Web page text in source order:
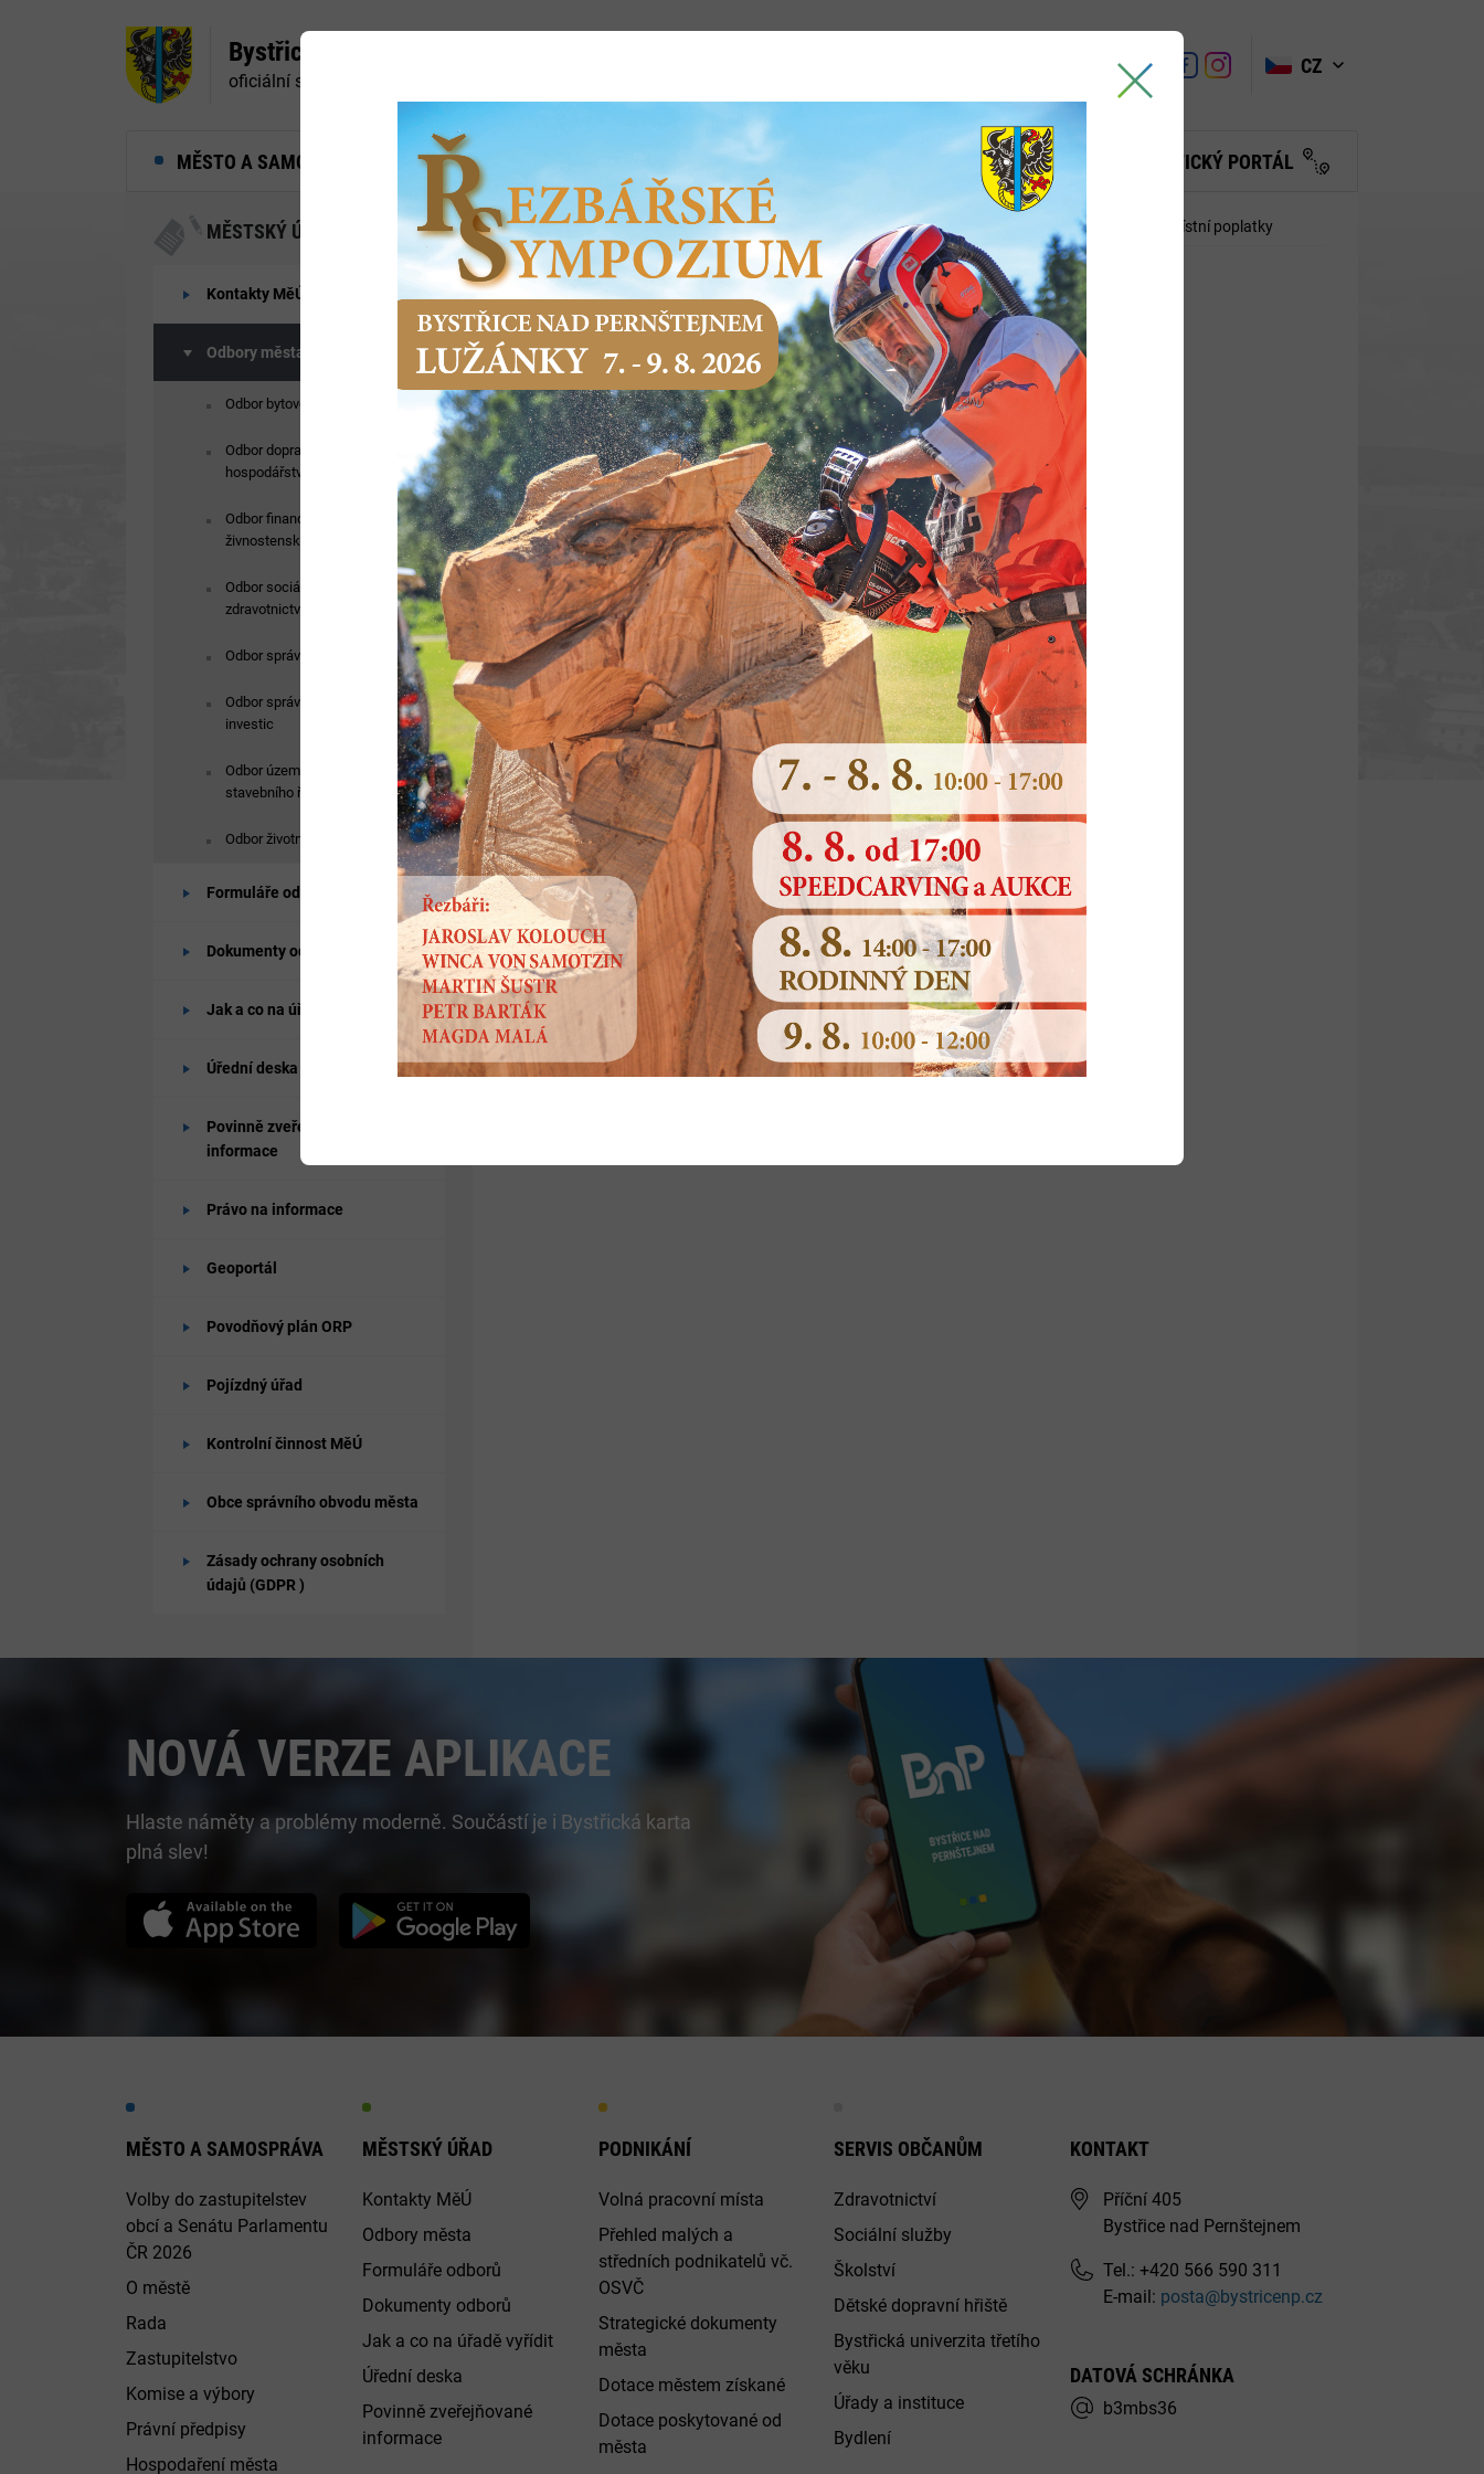
MĚSTO A SAMOSPRÁVA MĚSTSKÝ ÚŘAD PODNIKÁNÍ SERVIS OBČANŮM TURISTICKÝ PORTÁL
Bystřice nad Pernštejnem
oficiální stránky města
Turistické
informační
LinkLinkLink
CZ
MĚSTSKÝ ÚŘAD
Kontakty MěÚ
Odbory města
Odbor bytového hospodářství
Odbor dopravy a silničního
hospodářství
Odbor financí a obecního
živnostenského úřadu
Odbor sociálních věcí a
zdravotnictví
Odbor správní a školství
Odbor správy majetku a
investic
Odbor územního plánování a
stavebního řádu
Odbor životního prostředí
Formuláře odborů
Dokumenty odborů
Jak a co na úřadě vyřídit
Úřední deska
Povinně zveřejňované
informace
Právo na informace
Geoportál
Povodňový plán ORP
Pojízdný úřad
Kontrolní činnost MěÚ
Obce správního obvodu města
Zásady ochrany osobních
údajů (GDPR )
Domů Městský úřad Odbory města Odbor financí a obecního živnostenského úřadu Místní poplatky
MÍSTNÍ POPLATKY
Žádost o pronájem, pacht a výpůjčku pozemku
Poplatek za obecní systém odpadového hospodářství
Ze psů
Za hrobové místo
Poplatek z pobytu
NOVÁ VERZE APLIKACE
Hlaste náměty a problémy moderně. Součástí je i Bystřická karta
plná slev!
MĚSTO A SAMOSPRÁVA
Volby do zastupitelstev
obcí a Senátu Parlamentu
ČR 2026
O městě
Rada
Zastupitelstvo
Komise a výbory
Právní předpisy
Hospodaření města
MĚSTSKÝ ÚŘAD
Kontakty MěÚ
Odbory města
Formuláře odborů
Dokumenty odborů
Jak a co na úřadě vyřídit
Úřední deska
Povinně zveřejňované
informace
PODNIKÁNÍ
Volná pracovní místa
Přehled malých a
středních podnikatelů vč.
OSVČ
Strategické dokumenty
města
Dotace městem získané
Dotace poskytované od
města
SERVIS OBČANŮM
Zdravotnictví
Sociální služby
Školství
Dětské dopravní hřiště
Bystřická univerzita třetího
věku
Úřady a instituce
Bydlení
KONTAKT
Příční 405
Bystřice nad Pernštejnem
Tel.: +420 566 590 311
E-mail: posta@bystricenp.cz
DATOVÁ SCHRÁNKA
b3mbs36